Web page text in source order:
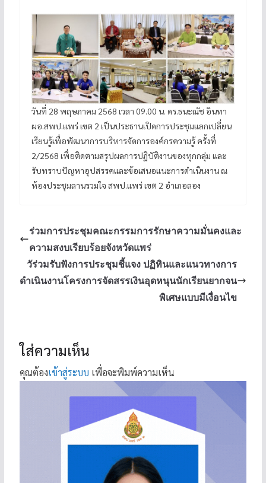
วันที่ 28 พฤษภาคม 2568 เวลา 09.00 น. ดร.ธนะณัช อินทา
ผอ.สพป.แพร่ เขต 2 เป็นประธานเปิดการประชุมแลกเปลี่ยน
เรียนรู้เพื่อพัฒนาการบริหารจัดการองค์กรความรู้ ครั้งที่
2/2568 เพื่อติดตามสรุปผลการปฏิบัติงานของทุกกลุ่ม และ
รับทราบปัญหาอุปสรรคและข้อเสนอแนะการดำเนินงาน ณ
ห้องประชุมลานรวมใจ สพป.แพร่ เขต 2 อำเภอลอง
ร่วมการประชุมคณะกรรมการรักษาความมั่นคงและ
ความสงบเรียบร้อยจังหวัดแพร่
วัร่วมรับฟังการประชุมชี้แจง ปฏิทินและแนวทางการ
ดำเนินงานโครงการจัดสรรเงินอุดหนุนนักเรียนยากจน
พิเศษแบบมีเงื่อนไข
ใส่ความเห็น
คุณต้องเข้าสู่ระบบ เพื่อจะพิมพ์ความเห็น